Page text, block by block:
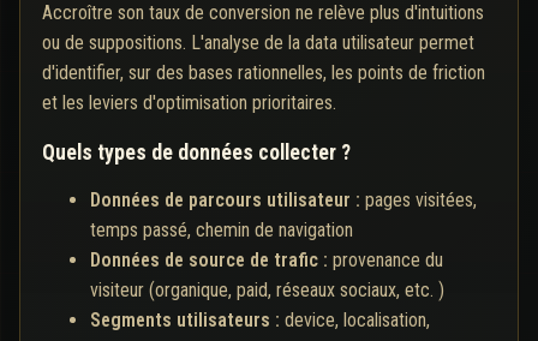
Accroître son taux de conversion ne relève plus d'intuitions
ou de suppositions. L'analyse de la data utilisateur permet
d'identifier, sur des bases rationnelles, les points de friction
et les leviers d'optimisation prioritaires.
Quels types de données collecter ?
Données de parcours utilisateur : pages visitées,
temps passé, chemin de navigation
Données de source de trafic : provenance du
visiteur (organique, paid, réseaux sociaux, etc. )
Segments utilisateurs : device, localisation,